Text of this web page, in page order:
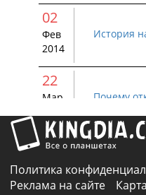
02
Фев
2014
История
22
Мар
Почему
01
2015
Android
Политика
Реклама на сайте